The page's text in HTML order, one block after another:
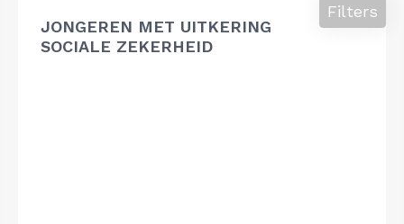
JONGEREN MET UITKERING
SOCIALE ZEKERHEID
Filters